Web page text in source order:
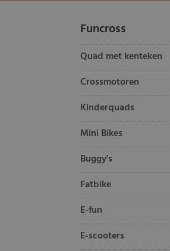
Funcross
Quad met kenteken
Crossmotoren
Kinderquads
Mini Bikes
Buggy's
Fatbike
E-fun
E-scooters